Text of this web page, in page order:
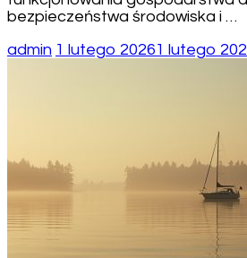
bezpieczeństwa środowiska i …
admin 1 lutego 20261 lutego